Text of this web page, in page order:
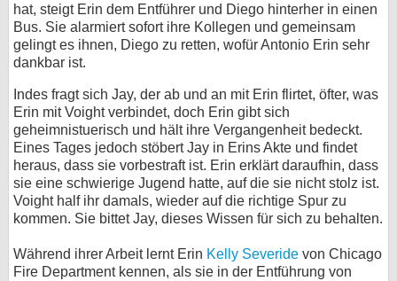
hat, steigt Erin dem Entführer und Diego hinterher in einen
Bus. Sie alarmiert sofort ihre Kollegen und gemeinsam
gelingt es ihnen, Diego zu retten, wofür Antonio Erin sehr
dankbar ist.
Indes fragt sich Jay, der ab und an mit Erin flirtet, öfter, was
Erin mit Voight verbindet, doch Erin gibt sich
geheimnistuerisch und hält ihre Vergangenheit bedeckt.
Eines Tages jedoch stöbert Jay in Erins Akte und findet
heraus, dass sie vorbestraft ist. Erin erklärt daraufhin, dass
sie eine schwierige Jugend hatte, auf die sie nicht stolz ist.
Voight half ihr damals, wieder auf die richtige Spur zu
kommen. Sie bittet Jay, dieses Wissen für sich zu behalten.
Während ihrer Arbeit lernt Erin Kelly Severide von Chicago
Fire Department kennen, als sie in der Entführung von
Nutzungsbedingungen
Cookie-Einstellungen
Impressum
Desktop-Ansicht
myFanbase